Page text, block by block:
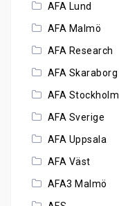
AFA Lund
AFA Malmö
AFA Research
AFA Skaraborg
AFA Stockholm
AFA Sverige
AFA Uppsala
AFA Väst
AFA3 Malmö